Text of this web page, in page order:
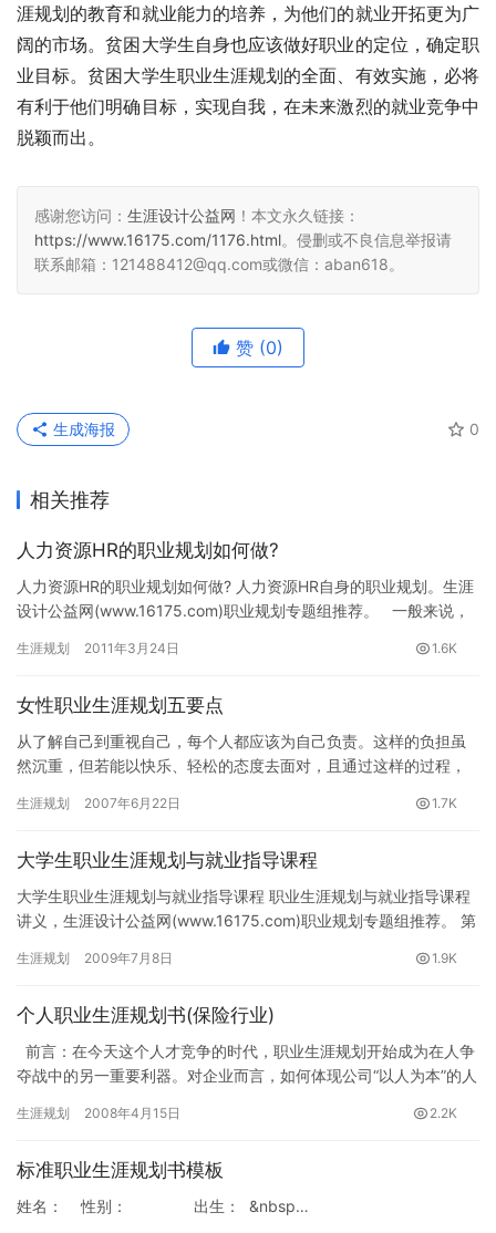
涯规划的教育和就业能力的培养，为他们的就业开拓更为广
阔的市场。贫困大学生自身也应该做好职业的定位，确定职
业目标。贫困大学生职业生涯规划的全面、有效实施，必将
有利于他们明确目标，实现自我，在未来激烈的就业竞争中
脱颖而出。
感谢您访问： 生涯设计公益网 ！本文永久链接：
https://www.16175.com/1176.html。侵删或不良信息举报请
联系邮箱：121488412@qq.com或微信：aban618。
赞 (0)
0
生成海报
相关推荐
人力资源HR的职业规划如何做?
人力资源HR的职业规划如何做? 人力资源HR自身的职业规划。生涯
设计公益网(www.16175.com)职业规划专题组推荐。 一般来说，
生涯规划 2011年3月24日 1.6K
女性职业生涯规划五要点
从了解自己到重视自己，每个人都应该为自己负责。这样的负担虽
然沉重，但若能以快乐、轻松的态度去面对，且通过这样的过程，
理想就…
生涯规划 2007年6月22日 1.7K
大学生职业生涯规划与就业指导课程
大学生职业生涯规划与就业指导课程 职业生涯规划与就业指导课程
讲义，生涯设计公益网(www.16175.com)职业规划专题组推荐。 第
生涯规划 2009年7月8日 1.9K
个人职业生涯规划书(保险行业)
前言：在今天这个人才竞争的时代，职业生涯规划开始成为在人争
夺战中的另一重要利器。对企业而言，如何体现公司“以人为本”的人
生涯规划 2008年4月15日 2.2K
标准职业生涯规划书模板
姓名： 性别： 出生： &nbsp…